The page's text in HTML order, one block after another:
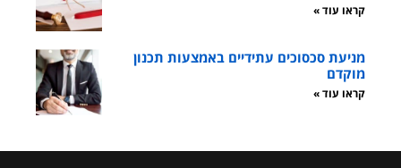
קראו עוד »
מניעת סכסוכים עתידיים באמצעות תכנון
מוקדם
קראו עוד »